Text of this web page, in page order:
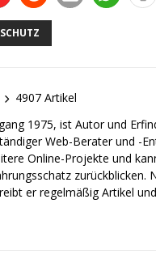
4907 Artikel
1975, ist Autor und
Web-Berater und -
Online-Projekte und
zurückblicken.
er regelmäßig Artikel